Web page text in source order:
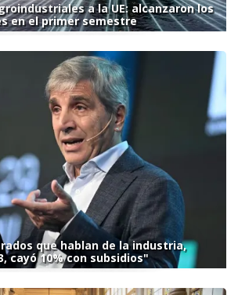
a la UE: alcanzaron los
en el primer semestre
que hablan de la industria,
cayó 10% con subsidios"